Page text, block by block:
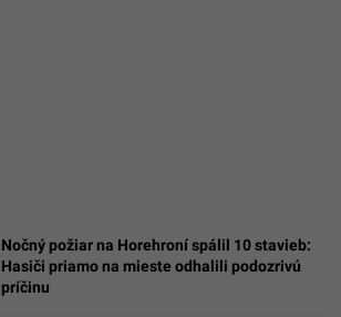
Nočný požiar na Horehroní spálil 10 stavieb:
Hasiči priamo na mieste odhalili podozrivú
príčinu